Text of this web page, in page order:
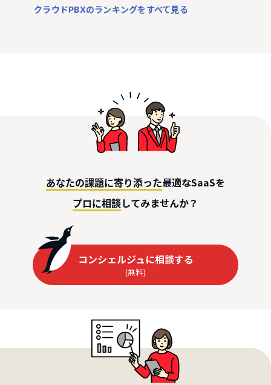
クラウドPBXのランキングをすべて見る
あなたの課題に寄り添った最適なSaaSを
プロに相談してみませんか？
コンシェルジュに相談する
(無料)